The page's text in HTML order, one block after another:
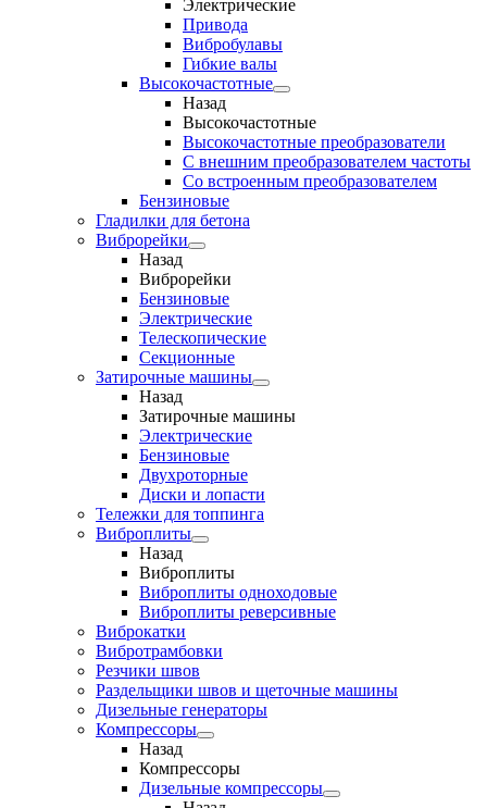
Электрические
Привода
Вибробулавы
Гибкие валы
Высокочастотные
Назад
Высокочастотные
Высокочастотные преобразователи
С внешним преобразователем частоты
Cо встроенным преобразователем
Бензиновые
Гладилки для бетона
Виброрейки
Назад
Виброрейки
Бензиновые
Электрические
Телескопические
Секционные
Затирочные машины
Назад
Затирочные машины
Электрические
Бензиновые
Двухроторные
Диски и лопасти
Тележки для топпинга
Виброплиты
Назад
Виброплиты
Виброплиты одноходовые
Виброплиты реверсивные
Виброкатки
Вибротрамбовки
Резчики швов
Раздельщики швов и щеточные машины
Дизельные генераторы
Компрессоры
Назад
Компрессоры
Дизельные компрессоры